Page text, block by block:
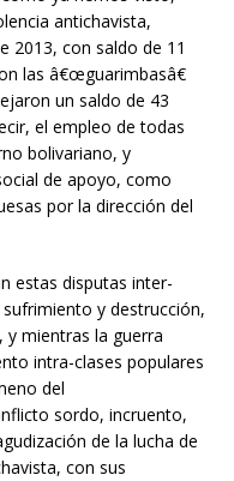
antichavista,
2013, con saldo de 11
las â€œguarimbasâ€
un saldo de 43
el empleo de todas
bolivariano, y
de apoyo, como
por la dirección del
estas disputas inter-
y destrucción,
y mientras la guerra
intra-clases populares
del
sordo, incruento,
de la lucha de
con sus